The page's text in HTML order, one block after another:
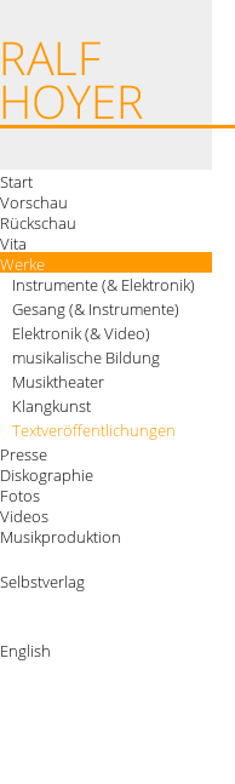
Start
Vorschau
Rückschau
Vita
Werke
Instrumente (& Elektronik)
Gesang (& Instrumente)
Elektronik (& Video)
musikalische Bildung
Musiktheater
Klangkunst
Textveröffentlichungen
Presse
Diskographie
Fotos
Videos
Musikproduktion
Selbstverlag
English